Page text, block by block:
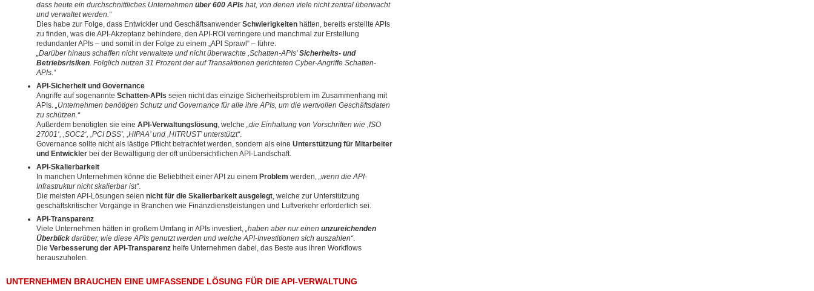
dass heute ein durchschnittliches Unternehmen über 600 APIs hat, von denen viele nicht zentral überwacht
und verwaltet werden.“
Dies habe zur Folge, dass Entwickler und Geschäftsanwender Schwierigkeiten hätten, bereits erstellte APIs
zu finden, was die API-Akzeptanz behindere, den API-ROI verringere und manchmal zur Erstellung
redundanter APIs – und somit in der Folge zu einem „API Sprawl“ – führe.
„Darüber hinaus schaffen nicht verwaltete und nicht überwachte ,Schatten-APIs’Sicherheits- und
Betriebsrisiken. Folglich nutzen 31 Prozent der auf Transaktionen gerichteten Cyber-Angriffe Schatten-
APIs.“
API-Sicherheit und Governance
Angriffe auf sogenannte Schatten-APIs seien nicht das einzige Sicherheitsproblem im Zusammenhang mit
APIs. „Unternehmen benötigen Schutz und Governance für alle ihre APIs, um die wertvollen Geschäftsdaten
zu schützen.“
Außerdem benötigten sie eine API-Verwaltungslösung, welche „die Einhaltung von Vorschriften wie ,ISO
27001‘, ,SOC2‘, ,PCI DSS’, ,HIPAA’ und ,HITRUST’ unterstützt“.
Governance sollte nicht als lästige Pflicht betrachtet werden, sondern als eine Unterstützung für Mitarbeiter
und Entwickler bei der Bewältigung der oft unübersichtlichen API-Landschaft.
API-Skalierbarkeit
In manchen Unternehmen könne die Beliebtheit einer API zu einem Problem werden, „wenn die API-
Infrastruktur nicht skalierbar ist“.
Die meisten API-Lösungen seien nicht für die Skalierbarkeit ausgelegt, welche zur Unterstützung
geschäftskritischer Vorgänge in Branchen wie Finanzdienstleistungen und Luftverkehr erforderlich sei.
API-Transparenz
Viele Unternehmen hätten in großem Umfang in APIs investiert, „haben aber nur einen unzureichenden
Überblick darüber, wie diese APIs genutzt werden und welche API-Investitionen sich auszahlen“.
Die Verbesserung der API-Transparenz helfe Unternehmen dabei, das Beste aus ihren Workflows
herauszuholen.
UNTERNEHMEN BRAUCHEN EINE UMFASSENDE LÖSUNG FÜR DIE API-VERWALTUNG